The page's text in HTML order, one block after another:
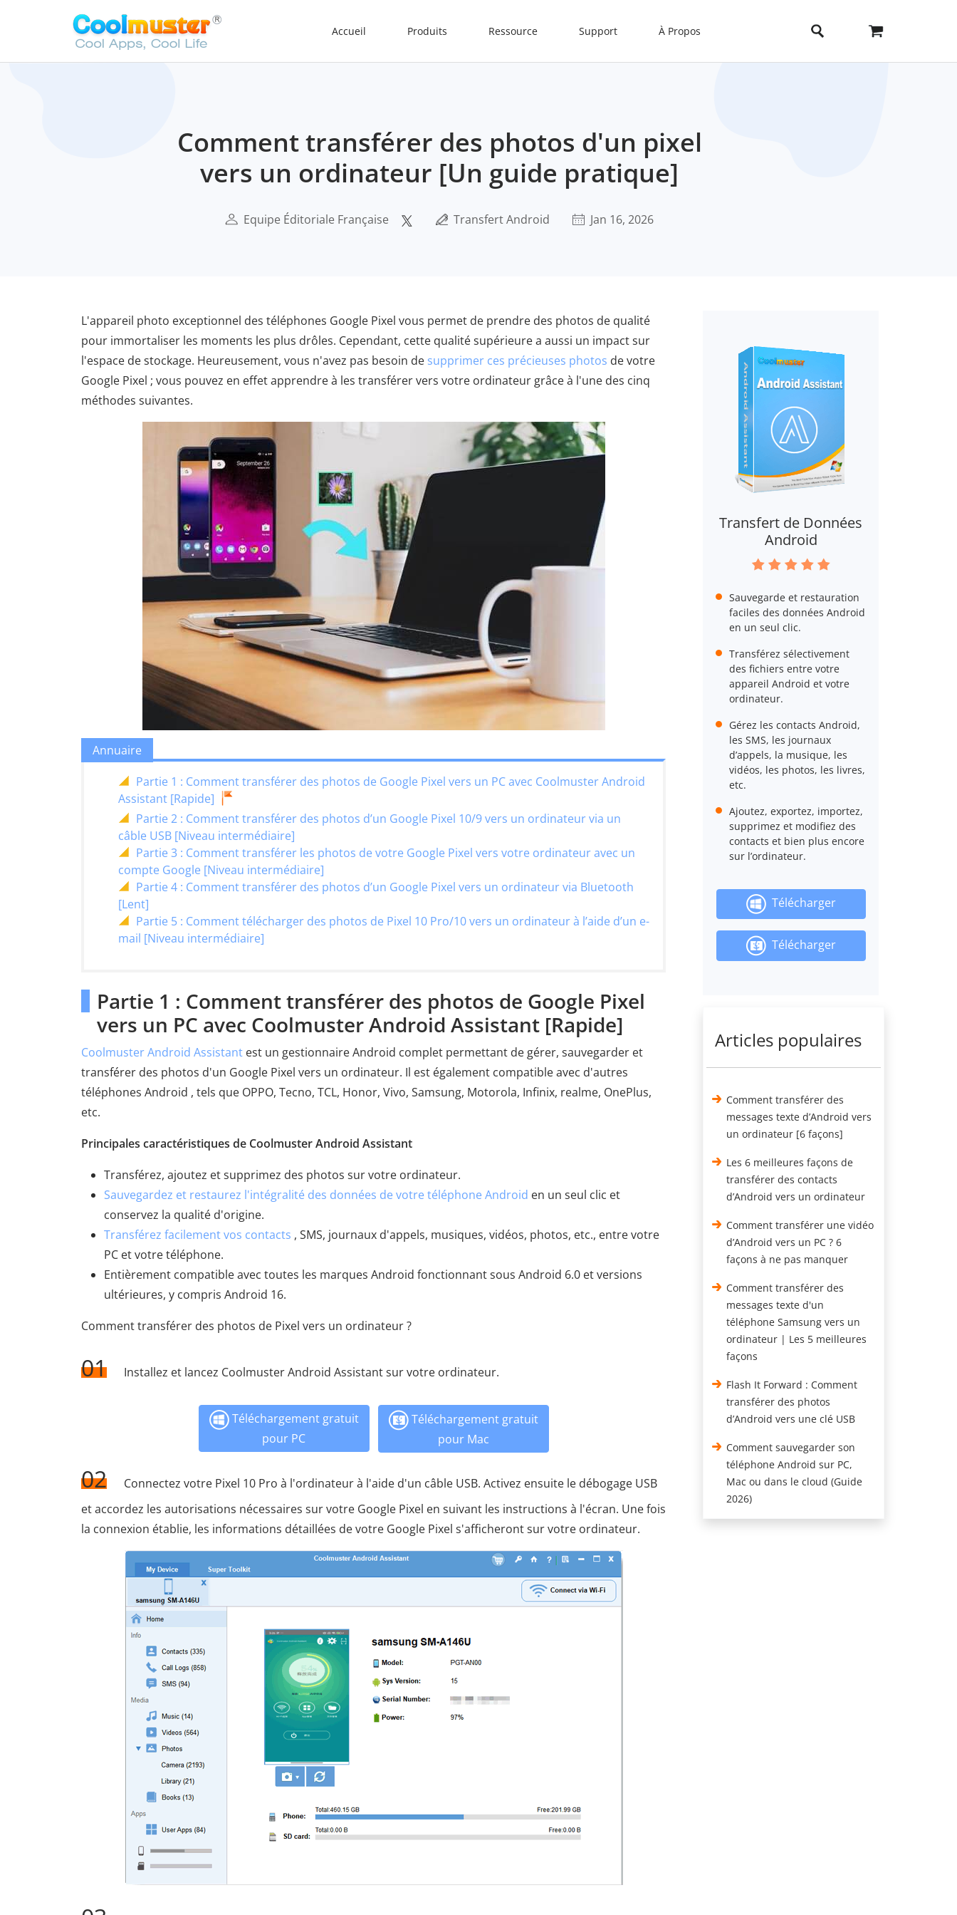
Accueil Produits Ressource Support À Propos
Comment transférer des photos d'un pixel
vers un ordinateur [Un guide pratique]
Equipe Éditoriale Française Transfert Android Jan 16, 2026
L'appareil photo exceptionnel des téléphones Google Pixel vous permet de prendre des photos de qualité
pour immortaliser les moments les plus drôles. Cependant, cette qualité supérieure a aussi un impact sur
l'espace de stockage. Heureusement, vous n'avez pas besoin de supprimer ces précieuses photos de votre
Google Pixel ; vous pouvez en effet apprendre à les transférer vers votre ordinateur grâce à l'une des cinq
méthodes suivantes.
Annuaire
Partie 1 : Comment transférer des photos de Google Pixel vers un PC avec Coolmuster Android
Assistant [Rapide]
Partie 2 : Comment transférer des photos d’un Google Pixel 10/9 vers un ordinateur via un
câble USB [Niveau intermédiaire]
Partie 3 : Comment transférer les photos de votre Google Pixel vers votre ordinateur avec un
compte Google [Niveau intermédiaire]
Partie 4 : Comment transférer des photos d’un Google Pixel vers un ordinateur via Bluetooth
[Lent]
Partie 5 : Comment télécharger des photos de Pixel 10 Pro/10 vers un ordinateur à l’aide d’un e-
mail [Niveau intermédiaire]
Partie 1 : Comment transférer des photos de Google Pixel
vers un PC avec Coolmuster Android Assistant [Rapide]
Coolmuster Android Assistant est un gestionnaire Android complet permettant de gérer, sauvegarder et
transférer des photos d'un Google Pixel vers un ordinateur. Il est également compatible avec d'autres
téléphones Android , tels que OPPO, Tecno, TCL, Honor, Vivo, Samsung, Motorola, Infinix, realme, OnePlus,
etc.
Principales caractéristiques de Coolmuster Android Assistant
Transférez, ajoutez et supprimez des photos sur votre ordinateur.
Sauvegardez et restaurez l'intégralité des données de votre téléphone Android en un seul clic et
conservez la qualité d'origine.
Transférez facilement vos contacts , SMS, journaux d'appels, musiques, vidéos, photos, etc., entre votre
PC et votre téléphone.
Entièrement compatible avec toutes les marques Android fonctionnant sous Android 6.0 et versions
ultérieures, y compris Android 16.
Comment transférer des photos de Pixel vers un ordinateur ?
01 Installez et lancez Coolmuster Android Assistant sur votre ordinateur.
Téléchargement gratuit
pour PC
Téléchargement gratuit
pour Mac
02
Connectez votre Pixel 10 Pro à l'ordinateur à l'aide d'un câble USB. Activez ensuite le débogage USB
et accordez les autorisations nécessaires sur votre Google Pixel en suivant les instructions à l'écran. Une fois
la connexion établie, les informations détaillées de votre Google Pixel s'afficheront sur votre ordinateur.
Transfert de Données
Android
Sauvegarde et restauration
faciles des données Android
en un seul clic.
Transférez sélectivement
des fichiers entre votre
appareil Android et votre
ordinateur.
Gérez les contacts Android,
les SMS, les journaux
d’appels, la musique, les
vidéos, les photos, les livres,
etc.
Ajoutez, exportez, importez,
supprimez et modifiez des
contacts et bien plus encore
sur l’ordinateur.
Télécharger
Télécharger
Articles populaires
Comment transférer des
messages texte d’Android vers
un ordinateur [6 façons]
Les 6 meilleures façons de
transférer des contacts
d’Android vers un ordinateur
Comment transférer une vidéo
d’Android vers un PC ? 6
façons à ne pas manquer
Comment transférer des
messages texte d'un
téléphone Samsung vers un
ordinateur | Les 5 meilleures
façons
Flash It Forward : Comment
transférer des photos
d’Android vers une clé USB
Comment sauvegarder son
téléphone Android sur PC,
Mac ou dans le cloud (Guide
2026)